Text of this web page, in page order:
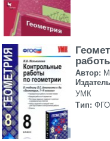
Автор:
УМК
Тип: